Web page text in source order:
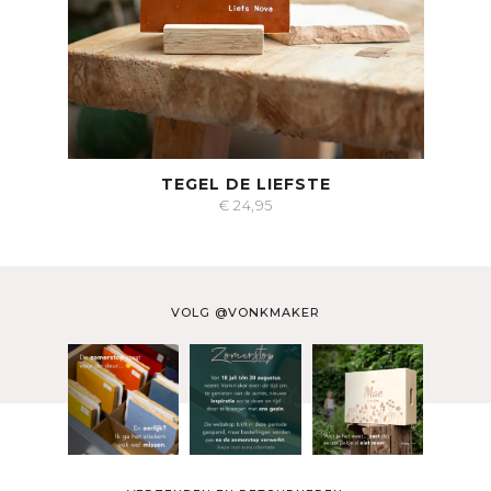
TEGEL DE LIEFSTE
€ 24,95
VOLG @VONKMAKER